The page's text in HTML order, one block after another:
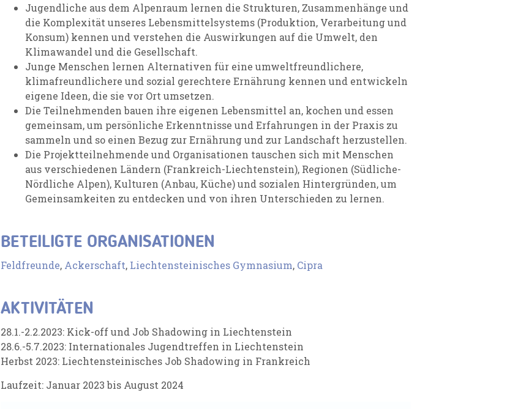
Jugendliche aus dem Alpenraum lernen die Strukturen, Zusammenhänge und
die Komplexität unseres Lebensmittelsystems (Produktion, Verarbeitung und
Konsum) kennen und verstehen die Auswirkungen auf die Umwelt, den
Klimawandel und die Gesellschaft.
Junge Menschen lernen Alternativen für eine umweltfreundlichere,
klimafreundlichere und sozial gerechtere Ernährung kennen und entwickeln
eigene Ideen, die sie vor Ort umsetzen.
Die Teilnehmenden bauen ihre eigenen Lebensmittel an, kochen und essen
gemeinsam, um persönliche Erkenntnisse und Erfahrungen in der Praxis zu
sammeln und so einen Bezug zur Ernährung und zur Landschaft herzustellen.
Die Projektteilnehmende und Organisationen tauschen sich mit Menschen
aus verschiedenen Ländern (Frankreich-Liechtenstein), Regionen (Südliche-
Nördliche Alpen), Kulturen (Anbau, Küche) und sozialen Hintergründen, um
Gemeinsamkeiten zu entdecken und von ihren Unterschieden zu lernen.
BETEILIGTE ORGANISATIONEN
Feldfreunde, Ackerschaft, Liechtensteinisches Gymnasium, Cipra
AKTIVITÄTEN
28.1.-2.2.2023: Kick-off und Job Shadowing in Liechtenstein
28.6.-5.7.2023: Internationales Jugendtreffen in Liechtenstein
Herbst 2023: Liechtensteinisches Job Shadowing in Frankreich
Laufzeit: Januar 2023 bis August 2024